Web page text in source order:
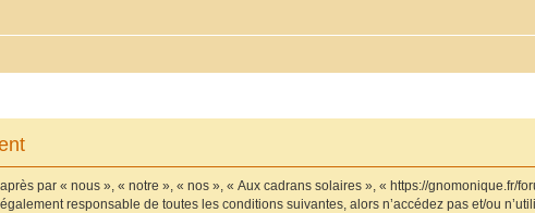
par « nous », « notre », « nos », « Aux cadrans solaires », « https://gnomonique.fr/
responsable de toutes les conditions suivantes, alors n’accédez pas et/ou